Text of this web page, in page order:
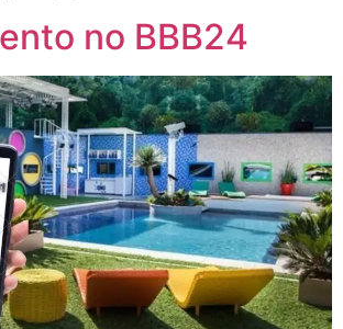
no BBB24